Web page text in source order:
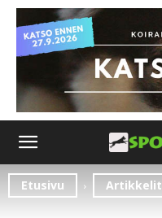
Etusivu Artikkelit